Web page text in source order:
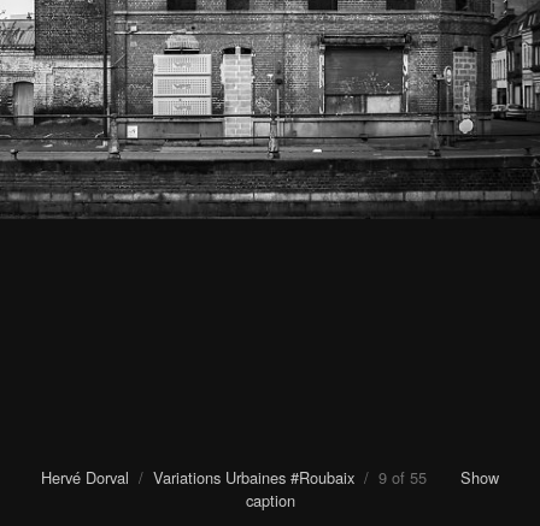
Hervé Dorval / Variations Urbaines #Roubaix / 9 of 55 Show
caption